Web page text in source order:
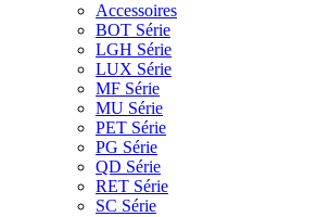
Accessoires
BOT Série
LGH Série
LUX Série
MF Série
MU Série
PET Série
PG Série
QD Série
RET Série
SC Série